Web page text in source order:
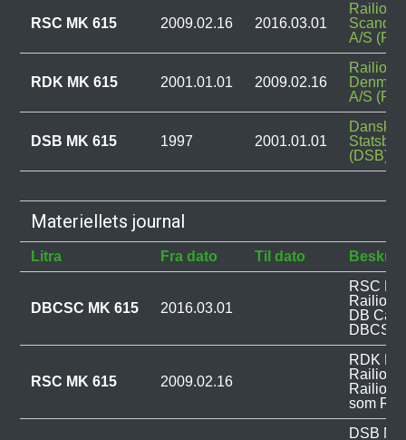
RSC MK 615 2009.02.16 2016.03.01
Railion
A/S
RDK MK 615 2001.01.01 2009.02.16
Railion
A/S
DSB MK 615 1997 2001.01.01
Danske
(DSB)
Materiellets journal
Litra Fra dato Til dato
DBCSC MK 615 2016.03.01
RSC
Railion
DB
DBCSC
RSC MK 615 2009.02.16
RDK
Railion
Railion
som
DSB